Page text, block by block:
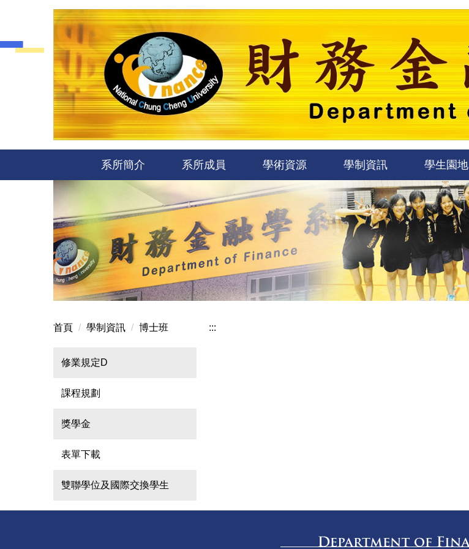
主
系所簡介 系所成員 學術資源 學制資訊 學生園地
首頁 學制資訊 博士班
修業規定D
課程規劃
獎學金
表單下載
雙聯學位及國際交換學生
:::